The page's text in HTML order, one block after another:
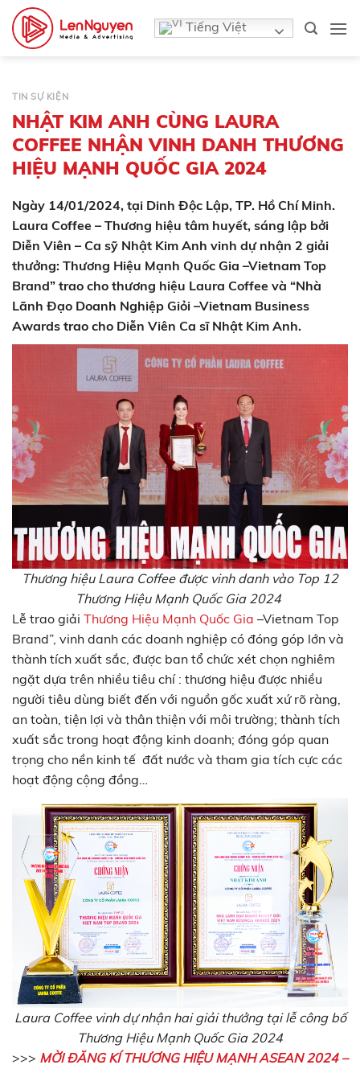
qua
Tiếng Việt
TIN SỰ KIỆN
NHẬT KIM ANH CÙNG LAURA
COFFEE NHẬN VINH DANH THƯƠNG
HIỆU MẠNH QUỐC GIA 2024
Ngày 14/01/2024, tại Dinh Độc Lập, TP. Hồ Chí Minh.
Laura Coffee – Thương hiệu tâm huyết, sáng lập bởi
Diễn Viên – Ca sỹ Nhật Kim Anh vinh dự nhận 2 giải
thưởng: Thương Hiệu Mạnh Quốc Gia –Vietnam Top
Brand” trao cho thương hiệu Laura Coffee và “Nhà
Lãnh Đạo Doanh Nghiệp Giỏi –Vietnam Business
Awards trao cho Diễn Viên Ca sĩ Nhật Kim Anh.
Thương hiệu Laura Coffee được vinh danh vào Top 12
Thương Hiệu Mạnh Quốc Gia 2024
Lễ trao giải Thương Hiệu Mạnh Quốc Gia –Vietnam Top
Brand”, vinh danh các doanh nghiệp có đóng góp lớn và
thành tích xuất sắc, được ban tổ chức xét chọn nghiêm
ngặt dựa trên nhiều tiêu chí : thương hiệu được nhiều
người tiêu dùng biết đến với nguồn gốc xuất xứ rõ ràng,
an toàn, tiện lợi và thân thiện với môi trường; thành tích
xuất sắc trong hoạt động kinh doanh; đóng góp quan
trọng cho nền kinh tế đất nước và tham gia tích cực các
hoạt động cộng đồng…
Laura Coffee vinh dự nhận hai giải thưởng tại lễ công bố
Thương Hiệu Mạnh Quốc Gia 2024
>>> MỜI ĐĂNG KÍ THƯƠNG HIỆU MẠNH ASEAN 2024 –